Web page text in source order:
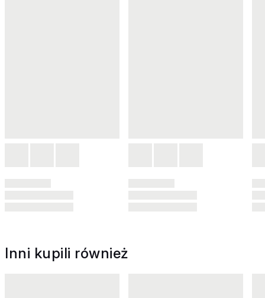
Inni kupili również